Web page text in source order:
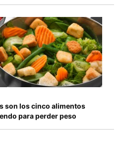
son los cinco alimentos
para perder peso